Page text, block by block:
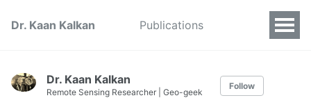
Dr. Kaan Kalkan Publications
Dr. Kaan Kalkan
Remote Sensing Researcher | Geo-geek
Follow